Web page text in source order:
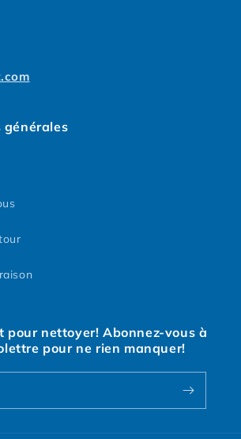
pour nettoyer! Abonnez-vous à
pour ne rien manquer!